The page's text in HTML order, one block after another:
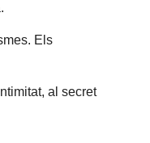
Els
al secret